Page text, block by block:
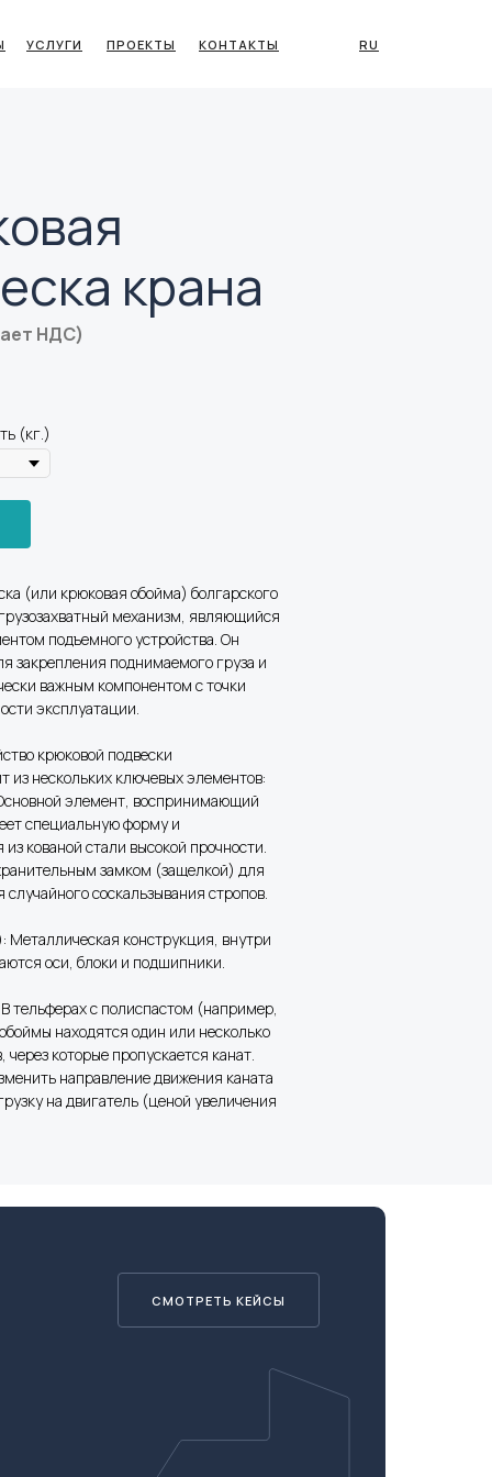
КОНТАКТЫ
УСЛУГИ ПРОЕКТЫ RU
крана
НДС)
(кг.)
(или крюковая обойма) болгарского
механизм, являющийся
подъемного устройства. Он
закрепления поднимаемого груза и
важным компонентом с точки
эксплуатации.
крюковой подвески
из нескольких ключевых элементов:
элемент, воспринимающий
специальную форму и
из кованой стали высокой прочности.
замком (защелкой) для
соскальзывания стропов.
Металлическая конструкция, внутри
оси, блоки и подшипники.
тельферах с полиспастом (например,
находятся один или несколько
через которые пропускается канат.
направление движения каната
на двигатель (ценой увеличения
СМОТРЕТЬ КЕЙСЫ